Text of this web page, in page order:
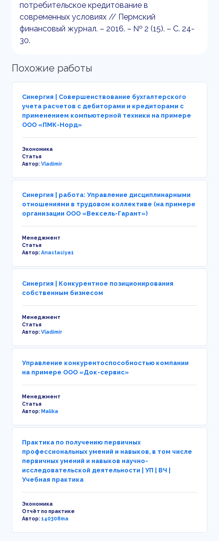
потребительское кредитование в
современных условиях // Пермский
финансовый журнал. – 2016. – № 2 (15). – С. 24-
30.
Похожие работы
Синергия | Совершенствование бухгалтерского
учета расчетов с дебиторами и кредиторами с
применением компьютерной техники на примере
ООО «ПМК-Норд»
Экономика
Статья
Автор:Vladimir
Синергия | работа: Управление дисциплинарными
отношениями в трудовом коллективе (на примере
организации ООО «Вексель-Гарант»)
Менеджмент
Статья
Автор:Anastasiya1
Синергия | Конкурентное позиционирования
собственным бизнесом
Менеджмент
Статья
Автор:Vladimir
Управление конкурентоспособностью компании
на примере ООО «Док-сервис»
Менеджмент
Статья
Автор:Malika
Практика по получению первичных
профессиональных умений и навыков, в том числе
первичных умений и навыков научно-
исследовательской деятельности | УП | ВЧ |
Учебная практика
Экономика
Отчёт по практике
Автор:140308ma